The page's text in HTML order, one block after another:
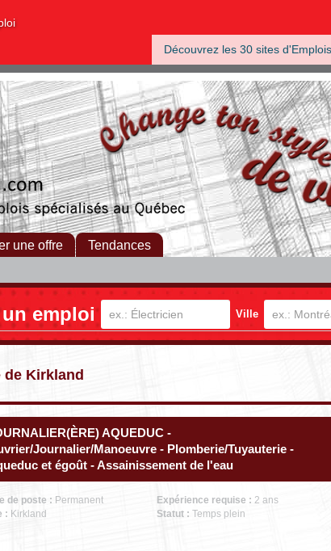
Découvrez les 30 sites
une offre Tendances
emploi Ville
de Kirkland
AQUEDUC -
Journalier/Manoeuvre - Plomberie/Tuyauterie -
et égoût - Assainissement de l'eau
de poste : Permanent
: Kirkland
Expérience requise : 2 ans
Statut : Temps plein